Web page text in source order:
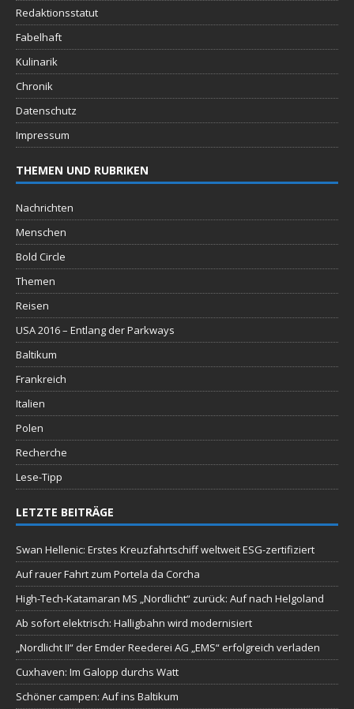
Redaktionsstatut
Fabelhaft
Kulinarik
Chronik
Datenschutz
Impressum
THEMEN UND RUBRIKEN
Nachrichten
Menschen
Bold Circle
Themen
Reisen
USA 2016 – Entlang der Parkways
Baltikum
Frankreich
Italien
Polen
Recherche
Lese-Tipp
LETZTE BEITRÄGE
Swan Hellenic: Erstes Kreuzfahrtschiff weltweit ESG-zertifiziert
Auf rauer Fahrt zum Portela da Corcha
High-Tech-Katamaran MS „Nordlicht“ zurück: Auf nach Helgoland
Ab sofort elektrisch: Halligbahn wird modernisiert
„Nordlicht II“ der Emder Reederei AG „EMS“ erfolgreich verladen
Cuxhaven: Im Galopp durchs Watt
Schöner campen: Auf ins Baltikum